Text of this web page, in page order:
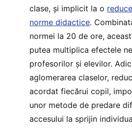
clase, și implicit la o
norme didactice.
normei la 20 de ore,
putea multiplica efectele
profesorilor și elevilor.
aglomerarea claselor,
acordat fiecărui copil,
unor metode de predare
accesului la sprijin